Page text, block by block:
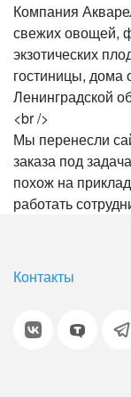
Компания
свежих овощей,
экзотических
гостиницы, дома
Ленинградской
<br />
Мы перенесли
заказа под
похож на
работать
Контакты